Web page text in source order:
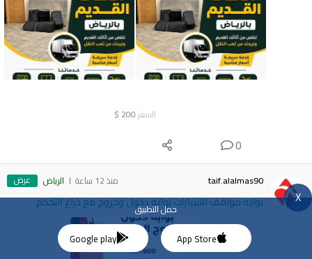
السعر 200
$
0
taif.alalmas90 منذ 12 ساعة الرياض عرض
بوابه مواقف السيارات بوابة دخول وخروج مع ذراع التحكم X
حمل التطبيق
App Store
Google play